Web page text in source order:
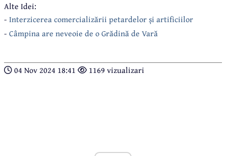
Alte Idei:
- Interzicerea comercializării petardelor și artificiilor
- Câmpina are neveoie de o Grădină de Vară
04 Nov 2024 18:41 1169 vizualizari